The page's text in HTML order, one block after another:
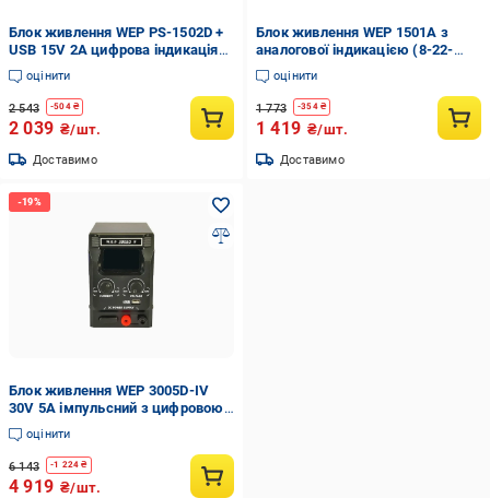
Блок живлення WEP PS-1502D +
USB 15V 2A цифрова індикація
(8-22-20594)
оцінити
2 543 -504₴
2 039 ₴/шт.
Доставимо
Блок живлення WEP 1501A з
аналогової індикацією (8-22-
20579)
оцінити
1 773 -354₴
1 419 ₴/шт.
Доставимо
Блок живлення WEP 3005D-IV
30V 5A імпульсний з цифровою
індикацією V/A/W USB Fast
Charge (8-22-39623)
оцінити
6 143 -1 224 ₴
4 919 ₴/шт.